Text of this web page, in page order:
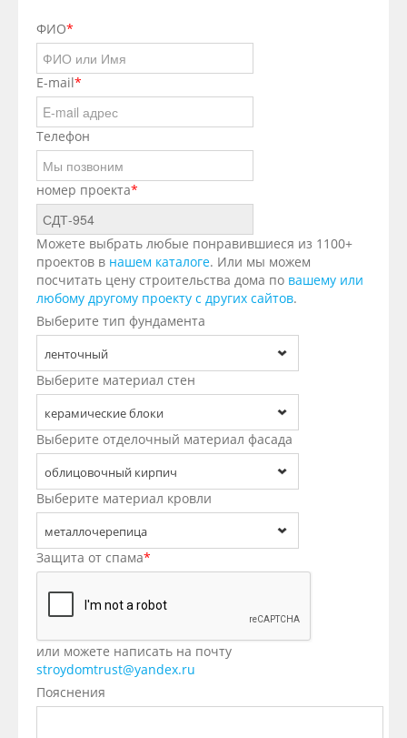
ФИО*
E-mail*
Телефон
номер проекта*
Можете выбрать любые понравившиеся из 1100+
проектов в нашем каталоге. Или мы можем
посчитать цену строительства дома по вашему или
любому другому проекту с других сайтов.
Выберите тип фундамента
ленточный
Выберите материал стен
керамические блоки
Выберите отделочный материал фасада
облицовочный кирпич
Выберите материал кровли
металлочерепица
Защита от спама*
или можете написать на почту
stroydomtrust@yandex.ru
Пояснения